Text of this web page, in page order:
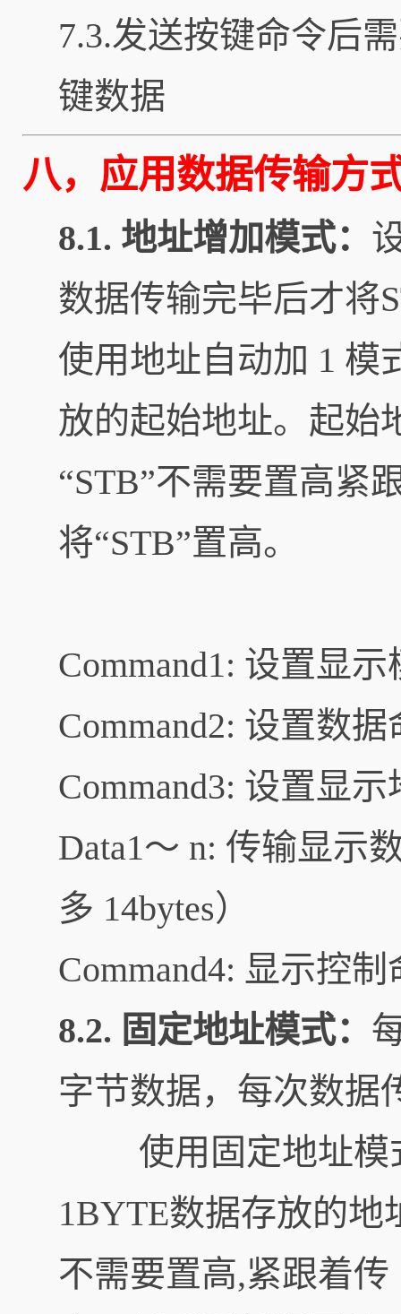
7.3.发送按键命令后
键数据
八，应用数据传输方
8.1. 地址增加模式：
数据传输完毕后才将
使用地址自动加 1 模
放的起始地址。起始
“STB”不需要置高紧
将“STB”置高。
Command1: 设置显示
Command2: 设置数据
Command3: 设置显示
Data1～ n: 传输显示
多 14bytes）
Command4: 显示控制
8.2. 固定地址模式：
字节数据，每次数据
使用固定地址模式
1BYTE数据存放的地
不需要置高,紧跟着传